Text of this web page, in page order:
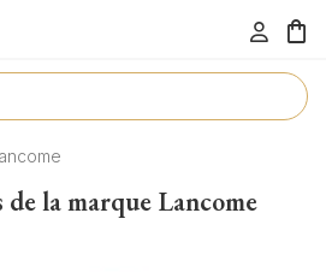

la marque Lancome